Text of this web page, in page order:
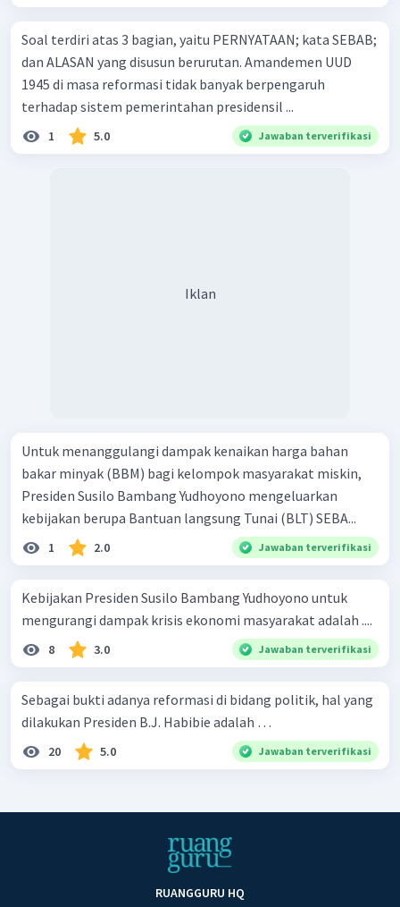
Soal terdiri atas 3 bagian, yaitu PERNYATAAN; kata SEBAB;
dan ALASAN yang disusun berurutan. Amandemen UUD
1945 di masa reformasi tidak banyak berpengaruh
terhadap sistem pemerintahan presidensil ...
1 5.0 Jawaban terverifikasi
Iklan
Untuk menanggulangi dampak kenaikan harga bahan
bakar minyak (BBM) bagi kelompok masyarakat miskin,
Presiden Susilo Bambang Yudhoyono mengeluarkan
kebijakan berupa Bantuan langsung Tunai (BLT) SEBA...
1 2.0 Jawaban terverifikasi
Kebijakan Presiden Susilo Bambang Yudhoyono untuk
mengurangi dampak krisis ekonomi masyarakat adalah ....
8 3.0 Jawaban terverifikasi
Sebagai bukti adanya reformasi di bidang politik, hal yang
dilakukan Presiden B.J. Habibie adalah …
20 5.0 Jawaban terverifikasi
RUANGGURU HQ